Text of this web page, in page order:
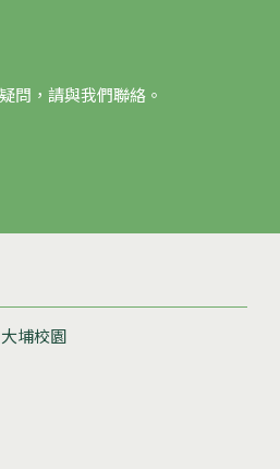
問，請與我們聯絡。
埔校園